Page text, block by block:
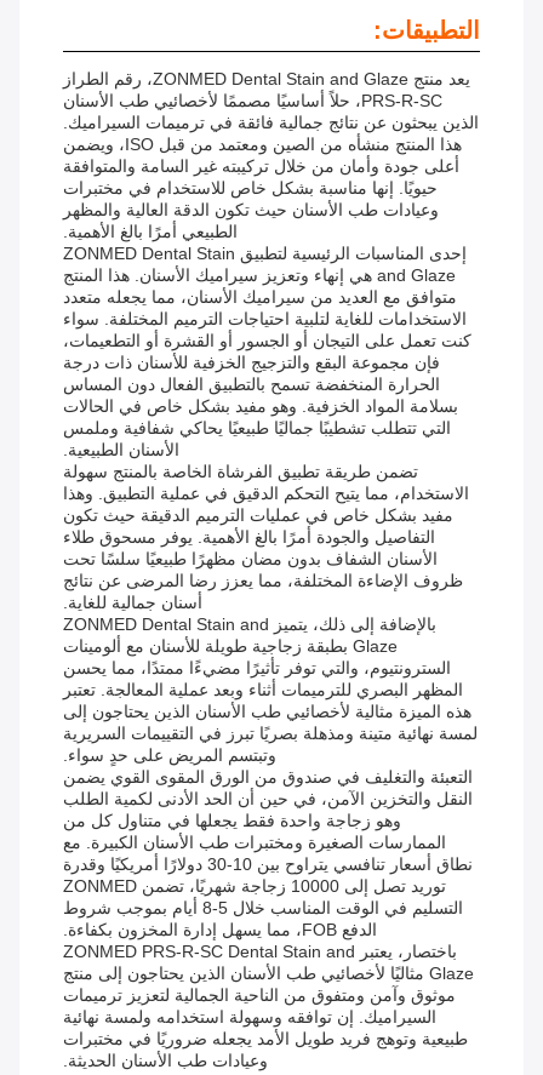
التطبيقات:
يعد منتج ZONMED Dental Stain and Glaze، رقم الطراز
PRS-R-SC، حلاً أساسيًا مصممًا لأخصائيي طب الأسنان
الذين يبحثون عن نتائج جمالية فائقة في ترميمات السيراميك.
هذا المنتج منشأه من الصين ومعتمد من قبل ISO، ويضمن
أعلى جودة وأمان من خلال تركيبته غير السامة والمتوافقة
حيويًا. إنها مناسبة بشكل خاص للاستخدام في مختبرات
وعيادات طب الأسنان حيث تكون الدقة العالية والمظهر
الطبيعي أمرًا بالغ الأهمية.
إحدى المناسبات الرئيسية لتطبيق ZONMED Dental Stain
and Glaze هي إنهاء وتعزيز سيراميك الأسنان. هذا المنتج
متوافق مع العديد من سيراميك الأسنان، مما يجعله متعدد
الاستخدامات للغاية لتلبية احتياجات الترميم المختلفة. سواء
كنت تعمل على التيجان أو الجسور أو القشرة أو التطعيمات،
فإن مجموعة البقع والتزجيج الخزفية للأسنان ذات درجة
الحرارة المنخفضة تسمح بالتطبيق الفعال دون المساس
بسلامة المواد الخزفية. وهو مفيد بشكل خاص في الحالات
التي تتطلب تشطيبًا جماليًا طبيعيًا يحاكي شفافية وملمس
الأسنان الطبيعية.
تضمن طريقة تطبيق الفرشاة الخاصة بالمنتج سهولة
الاستخدام، مما يتيح التحكم الدقيق في عملية التطبيق. وهذا
مفيد بشكل خاص في عمليات الترميم الدقيقة حيث تكون
التفاصيل والجودة أمرًا بالغ الأهمية. يوفر مسحوق طلاء
الأسنان الشفاف بدون مضان مظهرًا طبيعيًا سلسًا تحت
ظروف الإضاءة المختلفة، مما يعزز رضا المرضى عن نتائج
أسنان جمالية للغاية.
بالإضافة إلى ذلك، يتميز ZONMED Dental Stain and
Glaze بطبقة زجاجية طويلة للأسنان مع ألومينات
السترونتيوم، والتي توفر تأثيرًا مضيءًا ممتدًا، مما يحسن
المظهر البصري للترميمات أثناء وبعد عملية المعالجة. تعتبر
هذه الميزة مثالية لأخصائيي طب الأسنان الذين يحتاجون إلى
لمسة نهائية متينة ومذهلة بصريًا تبرز في التقييمات السريرية
وتبتسم المريض على حدٍ سواء.
التعبئة والتغليف في صندوق من الورق المقوى القوي يضمن
النقل والتخزين الآمن، في حين أن الحد الأدنى لكمية الطلب
وهو زجاجة واحدة فقط يجعلها في متناول كل من
الممارسات الصغيرة ومختبرات طب الأسنان الكبيرة. مع
نطاق أسعار تنافسي يتراوح بين 10-30 دولارًا أمريكيًا وقدرة
توريد تصل إلى 10000 زجاجة شهريًا، تضمن ZONMED
التسليم في الوقت المناسب خلال 5-8 أيام بموجب شروط
الدفع FOB، مما يسهل إدارة المخزون بكفاءة.
باختصار، يعتبر ZONMED PRS-R-SC Dental Stain and
Glaze مثاليًا لأخصائيي طب الأسنان الذين يحتاجون إلى منتج
موثوق وآمن ومتفوق من الناحية الجمالية لتعزيز ترميمات
السيراميك. إن توافقه وسهولة استخدامه ولمسة نهائية
طبيعية وتوهج فريد طويل الأمد يجعله ضروريًا في مختبرات
وعيادات طب الأسنان الحديثة.